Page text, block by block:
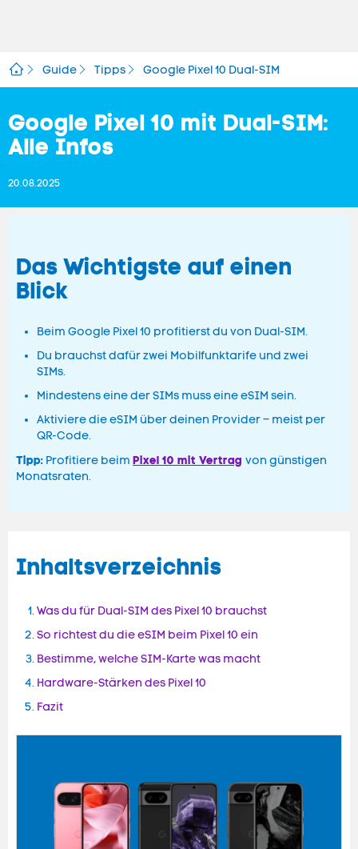
Guide Tipps Google Pixel 10 Dual-SIM
Google Pixel 10 mit Dual-SIM:
Alle Infos
20.08.2025
Das Wichtigste auf einen
Blick
Beim Google Pixel 10 profitierst du von Dual-SIM.
Du brauchst dafür zwei Mobilfunktarife und zwei
SIMs.
Mindestens eine der SIMs muss eine eSIM sein.
Aktiviere die eSIM über deinen Provider – meist per
QR-Code.
Tipp: Profitiere beim Pixel 10 mit Vertrag von günstigen
Monatsraten.
Inhaltsverzeichnis
Was du für Dual-SIM des Pixel 10 brauchst
So richtest du die eSIM beim Pixel 10 ein
Bestimme, welche SIM-Karte was macht
Hardware-Stärken des Pixel 10
Fazit